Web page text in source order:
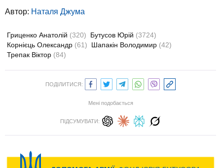
Автор: Наталя Джума
Гриценко Анатолій (320) Бутусов Юрій (3724)
Корнієць Олександр (61) Шапакін Володимир (42)
Трепак Віктор (84)
ПОДІЛИТИСЯ:
Мені подобається
ПІДСУМУВАТИ: